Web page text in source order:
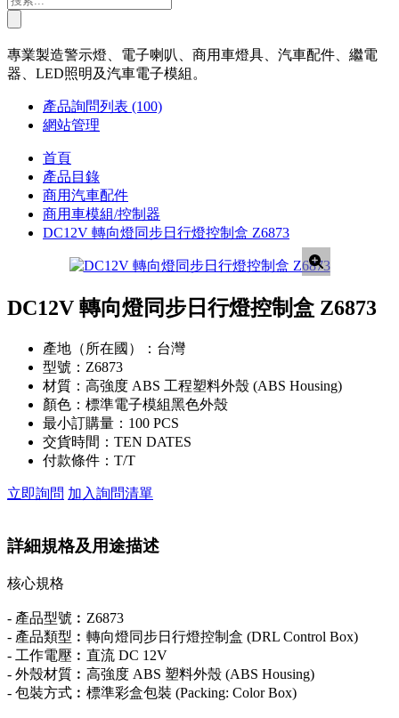
專業製造警示燈、電子喇叭、商用車燈具、汽車配件、繼電
器、LED照明及汽車電子模組。
產品詢問列表 (100)
網站管理
首頁
產品目錄
商用汽車配件
商用車模組/控制器
DC12V 轉向燈同步日行燈控制盒 Z6873
DC12V 轉向燈同步日行燈控制盒 Z6873
產地（所在國）： 台灣
型號： Z6873
材質： 高強度 ABS 工程塑料外殼 (ABS Housing)
顏色： 標準電子模組黑色外殼
最小訂購量： 100 PCS
交貨時間： TEN DATES
付款條件： T/T
立即詢問 加入詢問清單
詳細規格及用途描述
核心規格
- 產品型號︰Z6873
- 產品類型︰轉向燈同步日行燈控制盒 (DRL Control Box)
- 工作電壓︰直流 DC 12V
- 外殼材質︰高強度 ABS 塑料外殼 (ABS Housing)
- 包裝方式︰標準彩盒包裝 (Packing: Color Box)